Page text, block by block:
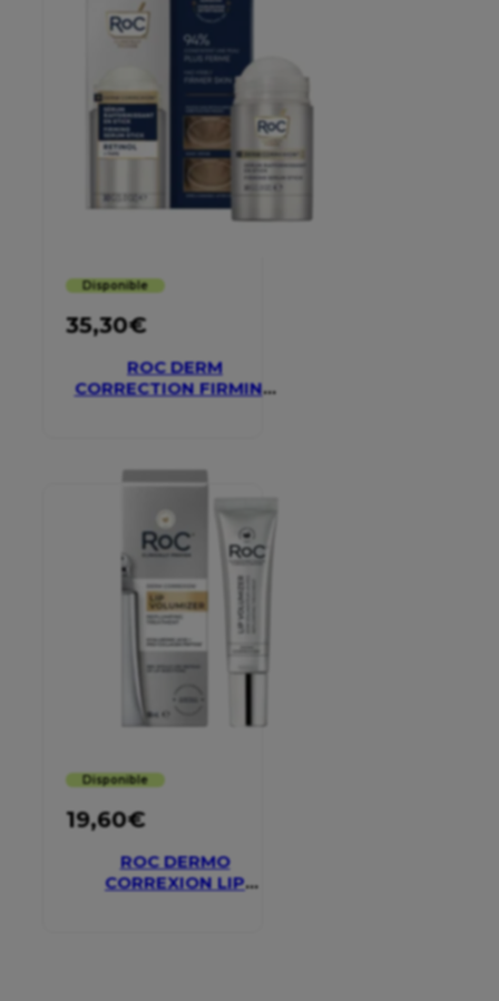
Disponible
35,30€
ROC DERM
CORRECTION FIRMING
Disponible
19,60€
ROC DERMO
CORREXION LIP